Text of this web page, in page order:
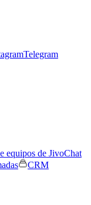
Telegram
equipos de JivoChat
CRM